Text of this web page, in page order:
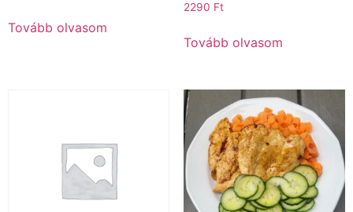
Tovább olvasom
2290 Ft
Tovább olvasom